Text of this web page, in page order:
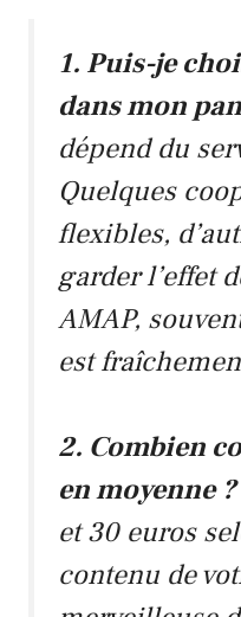
1. Puis-je
dans mon
dépend du
Quelques
flexibles,
garder l’effet
AMAP,
est
2. Combien
en moyenne ?
et 30 euros
contenu de